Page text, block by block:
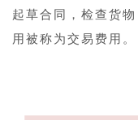
起草合同，检查货
用被称为交易费用。